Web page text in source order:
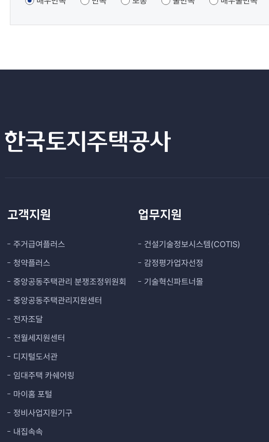
고객지원
주거급여플러스
청약플러스
중앙공동주택관리 분쟁조정위원회
중앙공동주택관리지원센터
전자조달
전월세지원센터
디지털도서관
임대주택 카쉐어링
마이홈 포털
정비사업지원기구
내집속속
업무지원
건설기술정보시스템(COTIS)
감정평가업자선정
기술혁신파트너몰